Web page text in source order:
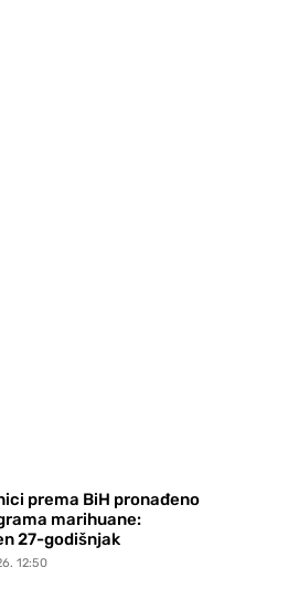
prema BiH pronađeno
marihuane:
27-godišnjak
12:50